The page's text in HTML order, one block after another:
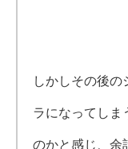
しかしその後
ラになってしま
のかと感じ、余